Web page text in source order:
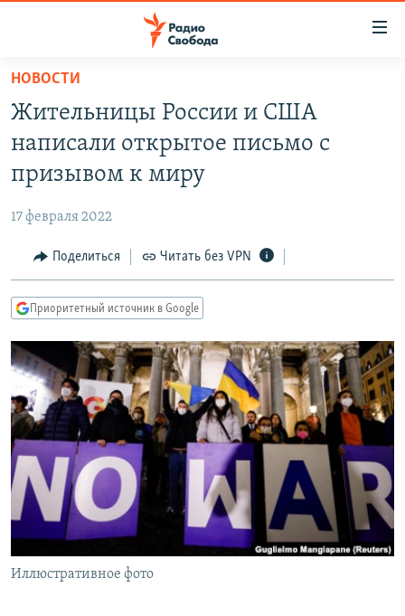
упрощенного
доступа
основному
Вернутся
Вернутся
поиску
АВТОРСКИЕ ПРОЕКТЫ
МНЕНИЯ
КУЛЬТУРА
КАВКАЗ.РЕАЛИИ
СЕВЕР.РЕАЛИИ
СИБИРЬ.РЕАЛИИ
РАСПИСАНИЕ ВЕЩАНИЯ
ПОДПИШИТЕСЬ НА РАССЫЛКУ
СОЦИАЛЬНЫЕ СЕТИ
НОВОСТИ
Жительницы России и США
написали открытое письмо с
призывом к миру
17 февраля 2022
Поделиться Читать без VPN
Приоритетный источник в Google
Иллюстративное фото